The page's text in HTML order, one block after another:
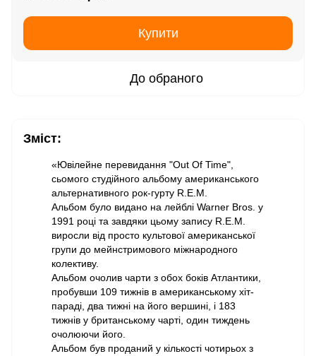
Купити
До обраного
Зміст:
«Ювілейне перевидання "Out Of Time",
сьомого студійного альбому американського
альтернативного рок-гурту R.E.M.
Альбом було видано на лейблі Warner Bros. у
1991 році та завдяки цьому запису R.E.M.
виросли від просто культової американської
групи до мейнстримового міжнародного
колективу.
Альбом очолив чарти з обох боків Атлантики,
пробувши 109 тижнів в американському хіт-
параді, два тижні на його вершині, і 183
тижнів у британському чарті, один тиждень
очолюючи його.
Альбом був проданий у кількості чотирьох з